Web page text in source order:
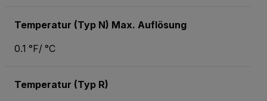
Temperatur (Typ N) Max. Auflösung
0.1 °F/ °C
Temperatur (Typ R)